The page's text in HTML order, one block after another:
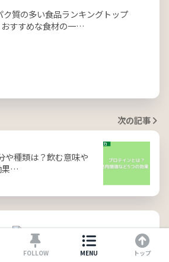
ク質の多い食品ランキングトップ
すすめな食材の一…
次の記事
や種類は？飲む意味や
果…
FOLLOW MENU トップ